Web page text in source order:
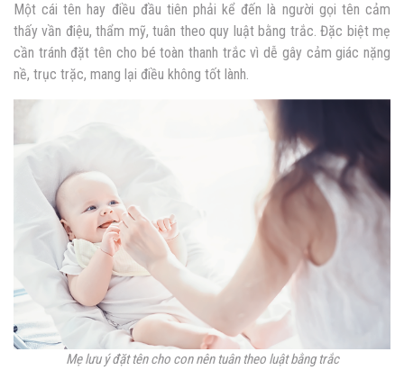
Một cái tên hay điều đầu tiên phải kể đến là người gọi tên cảm
thấy vần điệu, thẩm mỹ, tuân theo quy luật bằng trắc. Đặc biệt mẹ
cần tránh đặt tên cho bé toàn thanh trắc vì dễ gây cảm giác nặng
nề, trục trặc, mang lại điều không tốt lành.
Mẹ lưu ý đặt tên cho con nên tuân theo luật bằng trắc